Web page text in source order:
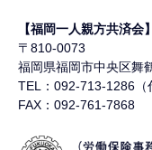
【福岡一人親方共済会】
〒810-0073
福岡県福岡市中央区舞
TEL：092-713-1286（
FAX：092-761-7868